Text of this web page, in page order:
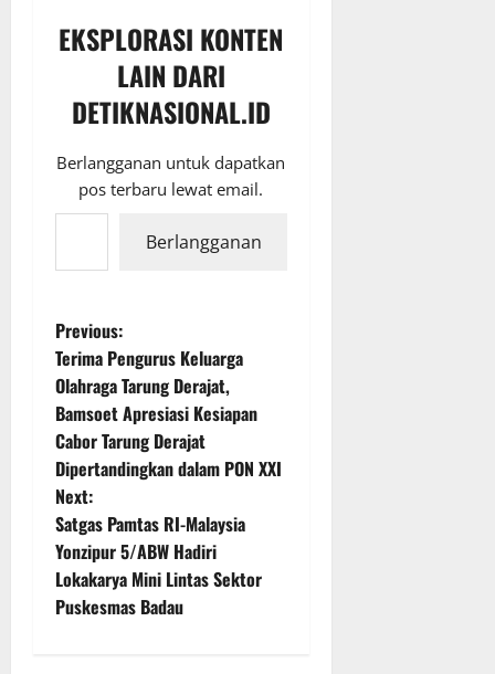
EKSPLORASI KONTEN
LAIN DARI
DETIKNASIONAL.ID
Berlangganan untuk dapatkan
pos terbaru lewat email.
Ketikkan email Anda...
Berlangganan
P
o
s
t
n
a
v
Previous:
Terima Pengurus Keluarga
Olahraga Tarung Derajat,
Bamsoet Apresiasi Kesiapan
Cabor Tarung Derajat
Dipertandingkan dalam PON XXI
Next:
Satgas Pamtas RI-Malaysia
Yonzipur 5/ABW Hadiri
Lokakarya Mini Lintas Sektor
Puskesmas Badau